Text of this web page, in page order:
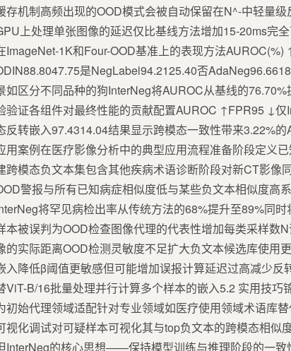
存机制高频出现的OOD模式会被自动保留在N^-中轻量
上处理单张图像的延迟仅比基线方法增加15-20ms完
ImageNet-1K和Four-OOD基准上的表现方法
是NegLabel94.2125.40否
如区分不同品种的狗InterNeg将AUROC从基线的
验证各组件对最终性能的贡献配置AUROC ↑FPR95 ↓
反转嵌入97.4314.04结果显示跨模态一致性带来3.22%
用案例在医疗影像分析中的典型应用流程准备阶段定义
跨模态负文本集包含其他疾病术语诊断阶段对新CT影
警报与所有已知病症相似度低与某些负文本相似度高
将罕见病检出率从传统方法的68%提升至89%同
本被误判为OOD检查图像代理的代表性增加每类采样数
的实际距离OOD检测灵敏度不足扩大负文本候选库使用
入降低β阈值更敏感但可能增加误报计算延迟过高减少
ViT-B/16批量处理并行计算多个样本的嵌入5.2 实用技
初始代理领域适配针对专业领域如医疗使用领域术语库
视化调试对可疑样本可视化其与top负文本的跨模态相
InterNeg的核心思想——保持模型训练与推理阶段的一